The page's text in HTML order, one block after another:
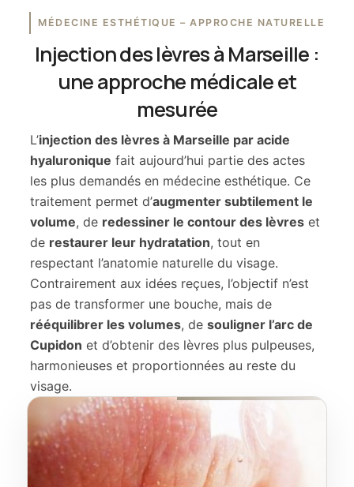
MÉDECINE ESTHÉTIQUE – APPROCHE NATURELLE
Injection des lèvres à Marseille :
une approche médicale et
mesurée
L’injection des lèvres à Marseille par acide
hyaluronique fait aujourd’hui partie des actes
les plus demandés en médecine esthétique. Ce
traitement permet d’augmenter subtilement le
volume, de redessiner le contour des lèvres et
de restaurer leur hydratation, tout en
respectant l’anatomie naturelle du visage.
Contrairement aux idées reçues, l’objectif n’est
pas de transformer une bouche, mais de
rééquilibrer les volumes, de souligner l’arc de
Cupidon et d’obtenir des lèvres plus pulpeuses,
harmonieuses et proportionnées au reste du
visage.